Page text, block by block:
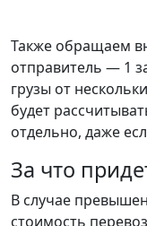
Также обращаем
отправитель — 1
грузы от
будет
отдельно, даже
За что
В случае
стоимость